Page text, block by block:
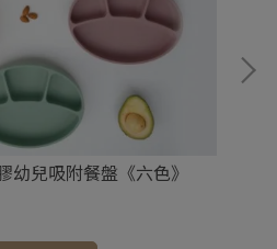
幼兒吸附餐盤《六色》